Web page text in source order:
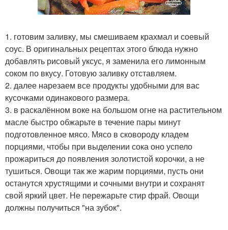
1. готовим заливку, мы смешиваем крахмал и соевый
соус. В оригинальных рецептах этого блюда нужно
добавлять рисовый уксус, я заменила его лимонным
соком по вкусу. Готовую заливку отставляем.
2. далее нарезаем все продукты удобными для вас
кусочками одинакового размера.
3. в раскалённом воке на большом огне на растительном
масле быстро обжарьте в течение пары минут
подготовленное мясо. Мясо в сковороду кладем
порциями, чтобы при выделении сока оно успело
прожариться до появления золотистой корочки, а не
тушиться. Овощи так же жарим порциями, пусть они
останутся хрустящими и сочными внутри и сохранят
свой яркий цвет. Не пережарьте стир фрай. Овощи
должны получиться "на зубок".